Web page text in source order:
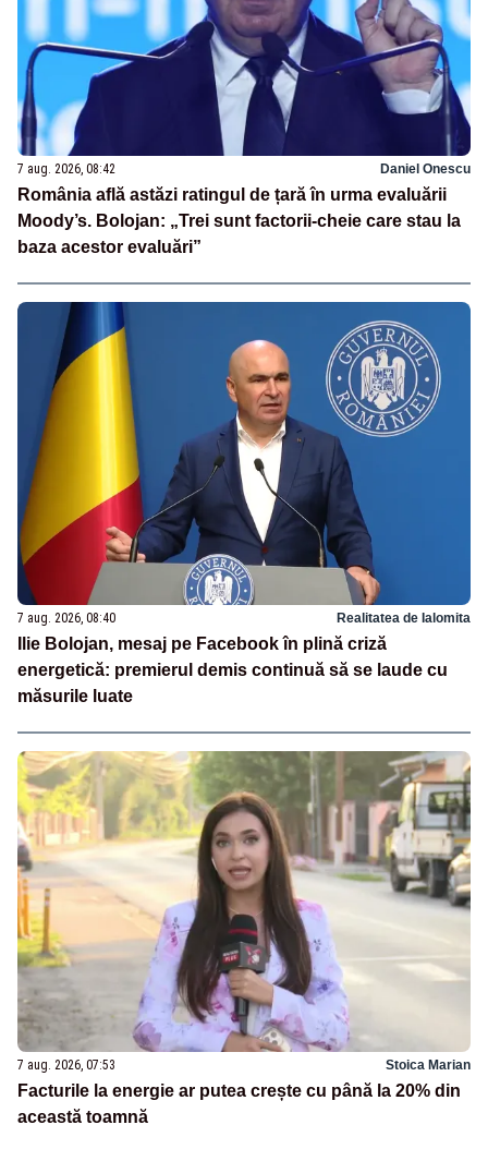
7 aug. 2026, 08:42 Daniel Onescu
România află astăzi ratingul de țară în urma evaluării
Moody’s. Bolojan: „Trei sunt factorii-cheie care stau la
baza acestor evaluări”
7 aug. 2026, 08:40 Realitatea de Ialomita
Ilie Bolojan, mesaj pe Facebook în plină criză
energetică: premierul demis continuă să se laude cu
măsurile luate
7 aug. 2026, 07:53 Stoica Marian
Facturile la energie ar putea crește cu până la 20% din
această toamnă